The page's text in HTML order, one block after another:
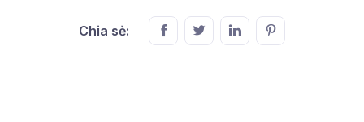
trời. Những chia sẻ của Ngọc Quỳnh luôn hướng tới
mục tiêu tối ưu hóa hiệu suất và mang lại giá trị bền
Chia sẻ: